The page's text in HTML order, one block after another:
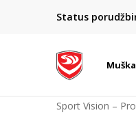
Status
Sport Vision –